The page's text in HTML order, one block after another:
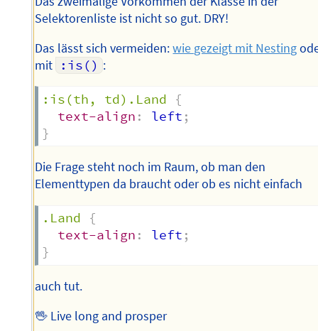
Selektorenliste ist nicht so gut. DRY!
Das lässt sich vermeiden:wie gezeigt mit Nesting
mit
:is() :
:is(th, td).Land
{
text-align : left ;
}
Die Frage steht noch im Raum, ob man den
Elementtypen da braucht oder ob es nicht einfach
.Land
{
text-align : left ;
}
auch tut.
🖖 Live long and prosper